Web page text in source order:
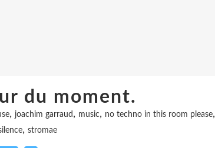
du moment.
, joachim garraud , music, no techno in this room please,
, stromae